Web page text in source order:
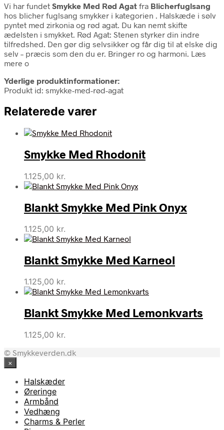
Vi har fundet Smykke Med Rød Agat fra Blicherfuglsang
hos blicher fuglsang smykker i kategorien . Halskæde i sølv
pyntet med zirkonia og rød agat. Du kan nemt skifte
ædelsten i smykket. Rød Agat: Stenen styrker din indre
tilfredshed. Den gør dig selvsikker og får dig til at elske dig
selv – præcis som den du er. Bringer ro og harmoni. Læs
mere o
Yderlige produktinformationer:
Produkt id: smykke-med-rød-agat
Relaterede varer
Smykke Med Rhodonit
1.125,00 kr.
Blankt Smykke Med Pink Onyx
1.125,00 kr.
Blankt Smykke Med Karneol
1.125,00 kr.
Blankt Smykke Med Lemonkvarts
1.125,00 kr.
© Smykkeverden.dk
×
Halskæder
Øreringe
Armbånd
Vedhæng
Charms & Perler